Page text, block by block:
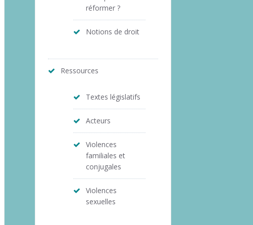
réformer ?
Notions de droit
Ressources
Textes législatifs
Acteurs
Violences
familiales et
conjugales
Violences
sexuelles